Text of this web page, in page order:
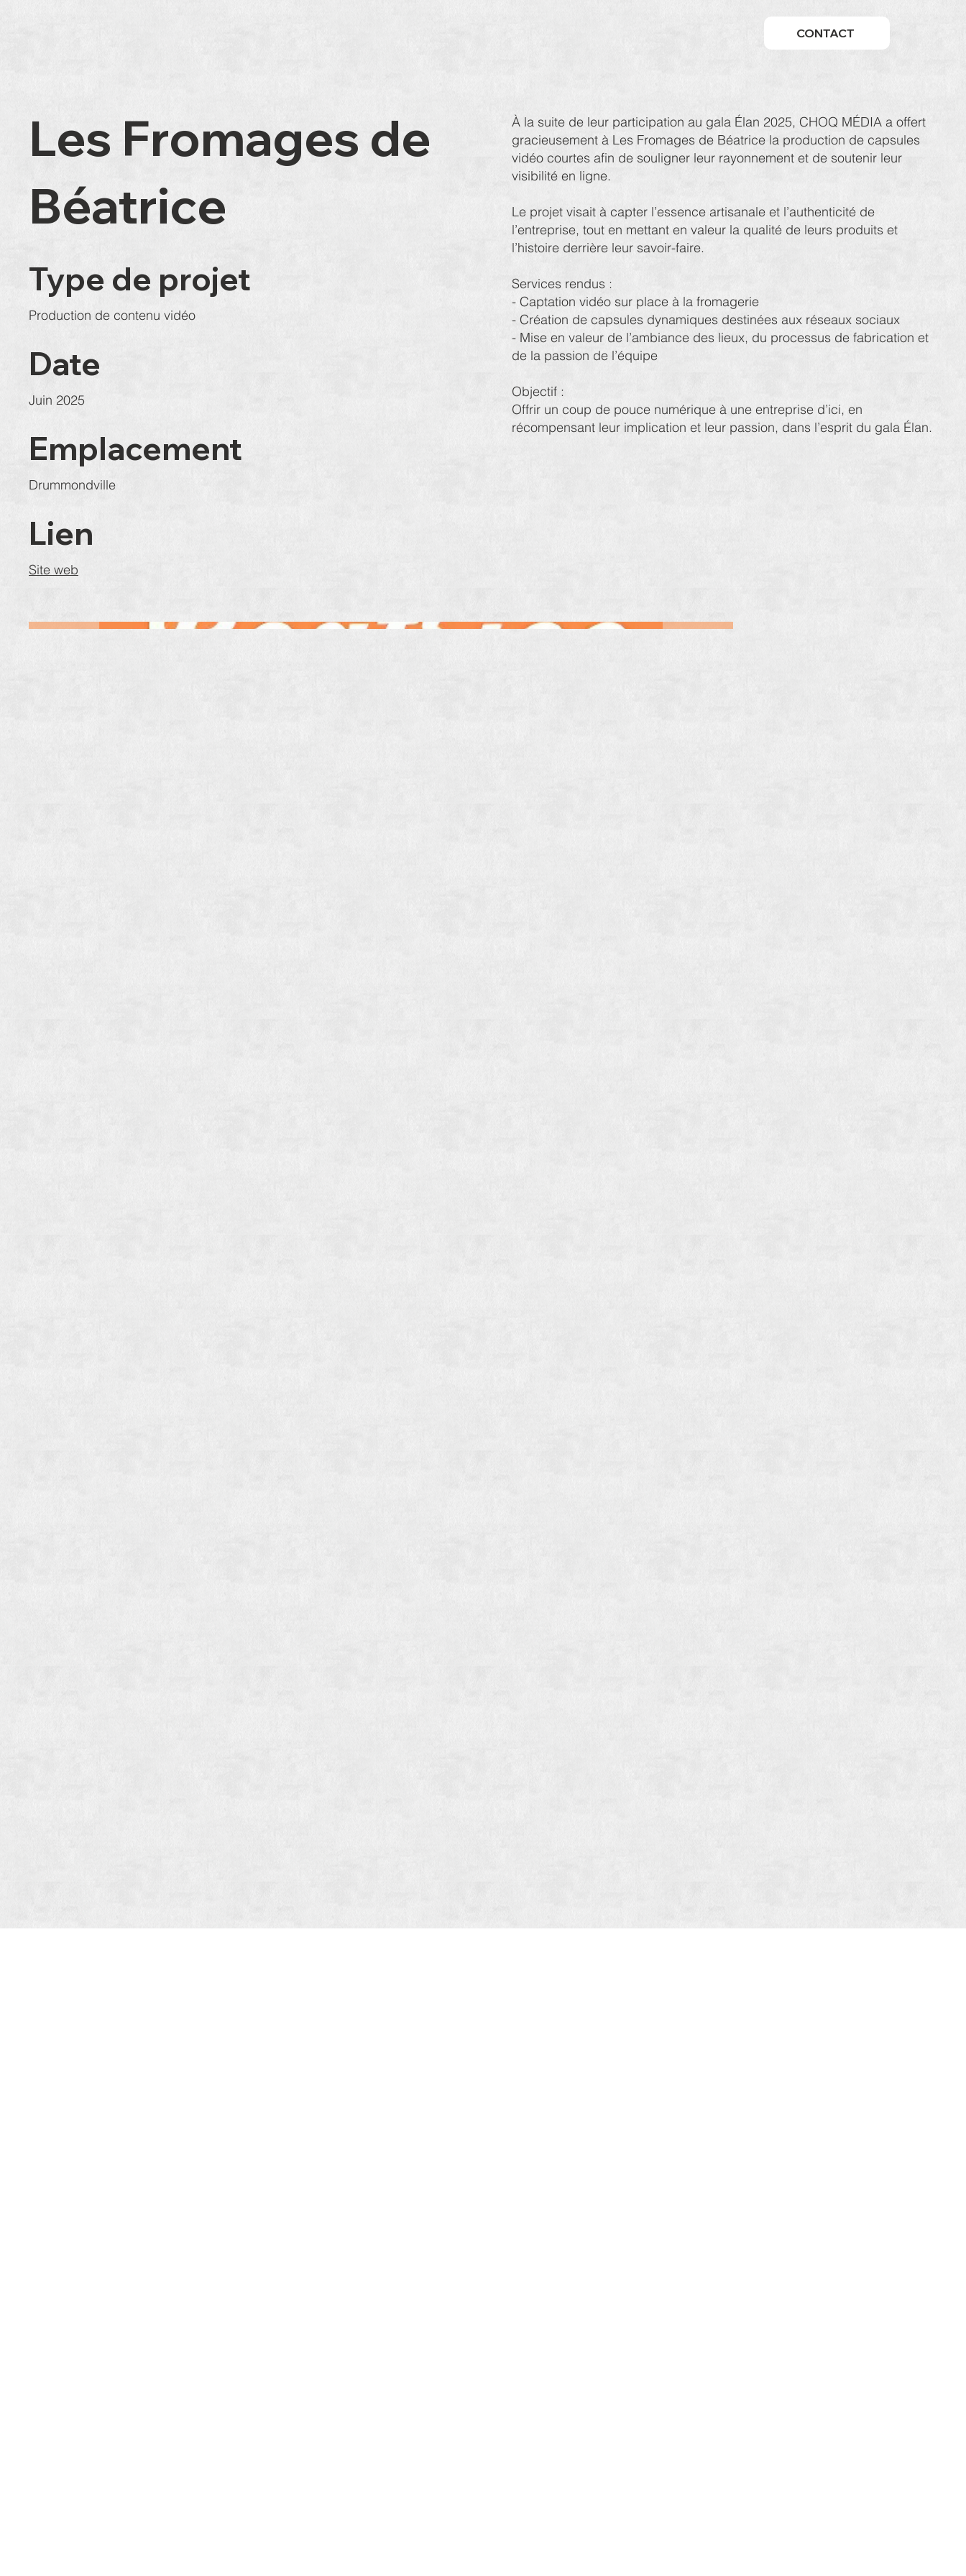
CONTACT
Les Fromages de
Béatrice
Type de projet
Production de contenu vidéo
Date
Juin 2025
Emplacement
Drummondville
Lien
Site web
À la suite de leur participation au gala Élan 2025, CHOQ MÉDIA a offert
gracieusement à Les Fromages de Béatrice la production de capsules
vidéo courtes afin de souligner leur rayonnement et de soutenir leur
visibilité en ligne.
Le projet visait à capter l’essence artisanale et l’authenticité de
l’entreprise, tout en mettant en valeur la qualité de leurs produits et
l’histoire derrière leur savoir-faire.
Services rendus :
- Captation vidéo sur place à la fromagerie
- Création de capsules dynamiques destinées aux réseaux sociaux
- Mise en valeur de l’ambiance des lieux, du processus de fabrication et
de la passion de l’équipe
Objectif :
Offrir un coup de pouce numérique à une entreprise d’ici, en
récompensant leur implication et leur passion, dans l’esprit du gala Élan.